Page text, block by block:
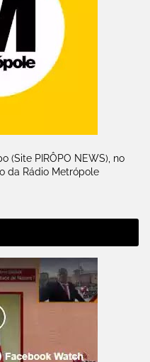
(Site PIRÔPO NEWS), no
da Rádio Metrópole